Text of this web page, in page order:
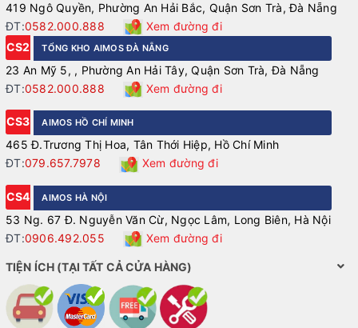
419 Ngô Quyền, Phường An Hải Bắc, Quận Sơn Trà, Đà Nẵng
ĐT:0582.000.888
Xem đường đi
CS2
TỔNG KHO AIMOS ĐÀ NẴNG
23 An Mỹ 5, , Phường An Hải Tây, Quận Sơn Trà, Đà Nẵng
ĐT:0582.000.888 Xem đường đi
CS3 AIMOS HỒ CHÍ MINH
465 Đ.Trương Thị Hoa, Tân Thới Hiệp, Hồ Chí Minh
ĐT:079.657.7978 Xem đường đi
CS4 AIMOS HÀ NỘI
53 Ng. 67 Đ. Nguyễn Văn Cừ, Ngọc Lâm, Long Biên, Hà Nội
ĐT:0906.492.055 Xem đường đi
TIỆN ÍCH (TẠI TẤT CẢ CỬA HÀNG)